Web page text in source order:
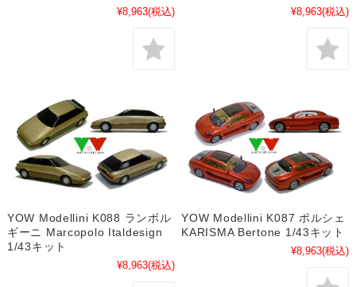
¥8,963(税込) ¥8,963(税込)
YOW Modellini K088 ランボル
ギーニ Marcopolo Italdesign
1/43キット
¥8,963(税込)
YOW Modellini K087 ポルシェ
KARISMA Bertone 1/43キット
¥8,963(税込)